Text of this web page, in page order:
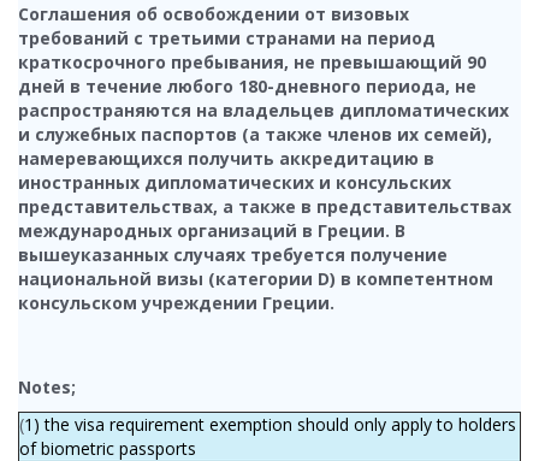
Соглашения об освобождении от визовых
требований с третьими странами на период
краткосрочного пребывания, не превышающий 90
дней в течение любого 180-дневного периода, не
распространяются на владельцев дипломатических
и служебных паспортов (а также членов их семей),
намеревающихся получить аккредитацию в
иностранных дипломатических и консульских
представительствах, а также в представительствах
международных организаций в Греции. В
вышеуказанных случаях требуется получение
национальной визы (категории D) в компетентном
консульском учреждении Греции.
Notes;
(1) the visa requirement exemption should only apply to holders
of biometric passports